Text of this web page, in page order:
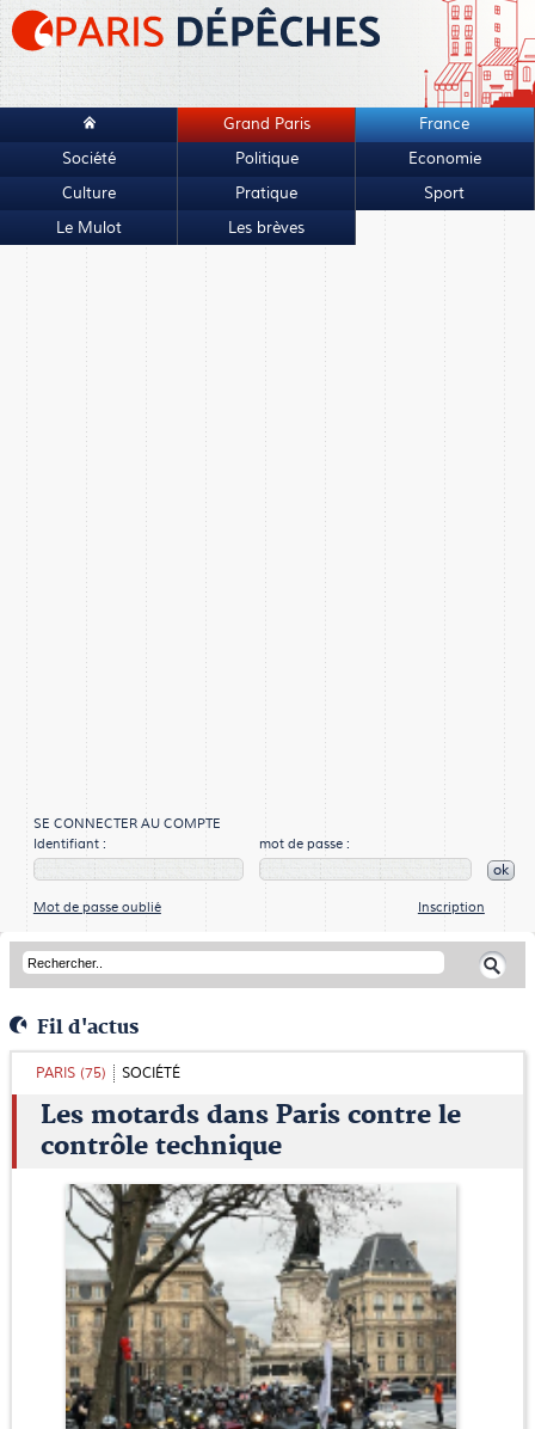
Grand Paris
France
Société
Politique
Economie
Culture
Pratique
Sport
Le Mulot
Les brèves
SE CONNECTER AU COMPTE
Identifiant :
mot de passe :
ok
Mot de passe oublié Inscription
Fil d'actus
PARIS (75) SOCIÉTÉ
Les motards dans Paris contre le
contrôle technique